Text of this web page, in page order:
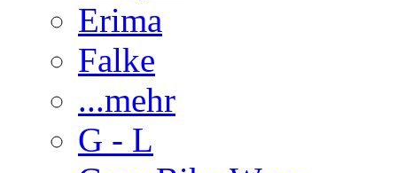
Erima
Falke
...mehr
G - L